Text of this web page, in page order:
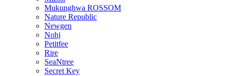
Mukunghwa ROSSOM
Nature Republic
Newgen
Nohj
Petitfee
Rire
SeaNtree
Secret Key